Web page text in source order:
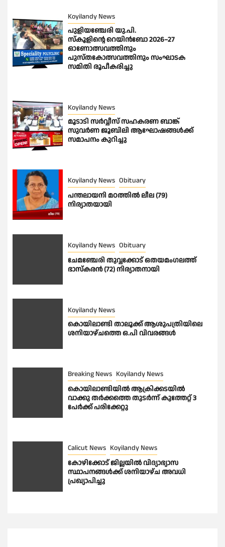
Koyilandy News
പുളിയഞ്ചേരി യു.പി.
സ്‌കൂളിന്റെ റെയിൻബോ 2026–27
ഓണോത്സവത്തിനും
പുസ്തകോത്സവത്തിനും സംഘാടക
സമിതി രൂപീകരിച്ചു
Koyilandy News
മൂടാടി സർവ്വീസ് സഹകരണ ബാങ്ക്
സുവർണ ജൂബിലി ആഘോഷങ്ങൾക്ക്
സമാപനം കുറിച്ചു
Koyilandy News Obituary
പന്തലായനി മഠത്തിൽ ലീല (79)
നിര്യാതയായി
Koyilandy News Obituary
ചേമഞ്ചേരി തുവ്വക്കോട് ഒതയമംഗലത്ത്
ഭാസ്കരൻ (72) നിര്യാതനായി
Koyilandy News
കൊയിലാണ്ടി താലൂക്ക് ആശുപത്രിയിലെ
ശനിയാഴ്ചത്തെ ഒ.പി വിവരങ്ങൾ
Breaking News Koyilandy News
കൊയിലാണ്ടിയിൽ ആക്രിക്കടയിൽ
വാക്കു തർക്കത്തെ തുടർന്ന് കുത്തേറ്റ് 3
പേർക്ക് പരിക്കേറ്റു
Calicut News Koyilandy News
കോഴിക്കോട് ജില്ലയിൽ വിദ്യാഭ്യാസ
സ്ഥാപനങ്ങൾക്ക് ശനിയാഴ്ച അവധി
പ്രഖ്യാപിച്ചു